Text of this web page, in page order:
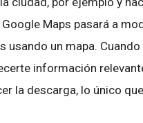
Maps pasará a
un mapa. Cuando
información
la descarga, lo único